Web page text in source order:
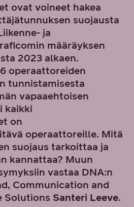
ovat voineet hakea
suojausta
ja
määräyksen
2023 alkaen.
operaattoreiden
tunnistamisesta
vapaaehtoisen
kaikki
on
operaattoreille. Mitä
suojaus tarkoittaa ja
kannattaa? Muun
vastaa DNA:n
Communication and
Solutions Santeri Leeve.